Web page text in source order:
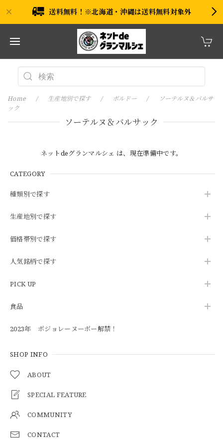
送料無料！※北海道・沖縄は送料無料対象外
CATEGORY
種類別で探す
生産地別で探す
価格帯別で探す
人気銘柄で探す
PICK UP
食品
2023年 ボジョレーヌーボー解禁！
SHOP INFO
ABOUT
SPECIAL FEATURE
COMMUNITY
CONTACT
Home 生産地別で探す ボルドー
ソーテルヌ＆バルサ
ック
ソーテルヌ＆バルサック
ネットdeグランマルシェ は、現在準備中です。